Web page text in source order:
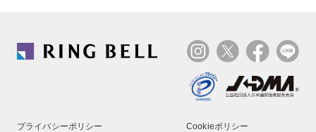
プライバシーポリシー Cookieポリシー